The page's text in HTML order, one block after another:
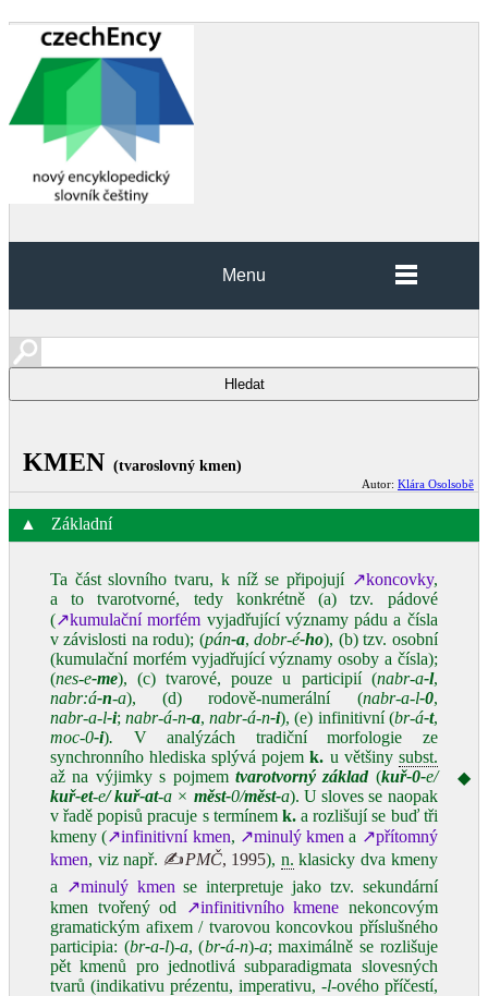
Menu
KMEN (tvaroslovný kmen)
Autor: Klára Osolsobě
▲ Základní
Ta část slovního tvaru, k níž se připojují ↗koncovky,
a to tvarotvorné, tedy konkrétně (a) tzv. pádové
(↗kumulační morfém vyjadřující významy pádu a čísla
v závislosti na rodu); (pán‑a,dobr‑é‑ho), (b) tzv. osobní
(kumulační morfém vyjadřující významy osoby a čísla);
(nes‑e‑me), (c) tvarové, pouze u participií (nabr‑a‑l,
nabr:á‑n‑a), (d) rodově‑numerální (nabr‑a‑l‑0,
nabr‑a‑l‑i;nabr‑á‑n‑a,nabr‑á‑n‑i), (e) infinitivní (br‑á‑t,
moc‑0‑i). V analýzách tradiční morfologie ze
synchronního hlediska splývá pojemk. u většiny subst.
až na výjimky s pojmem tvarotvorný základ(kuř‑0‑e/
kuř‑et‑e/ kuř‑at‑a × měst‑0/měst‑a). U sloves se naopak
v řadě popisů pracuje s termínem k.a rozlišují se buď tři
kmeny (↗infinitivní kmen, ↗minulý kmen a ↗přítomný
kmen, viz např. ✍PMČ, 1995), n. klasicky dva kmeny
a
↗minulý kmen se interpretuje jako tzv. sekundární
kmen tvořený od
↗infinitivního kmene nekoncovým
gramatickým afixem / tvarovou koncovkou příslušného
participia: (br‑a‑l)‑a, (br‑á‑n)‑a; maximálně se rozlišuje
pět kmenů pro jednotlivá subparadigmata slovesných
tvarů (indikativu prézentu, imperativu, ‑l‑ového příčestí,
◆